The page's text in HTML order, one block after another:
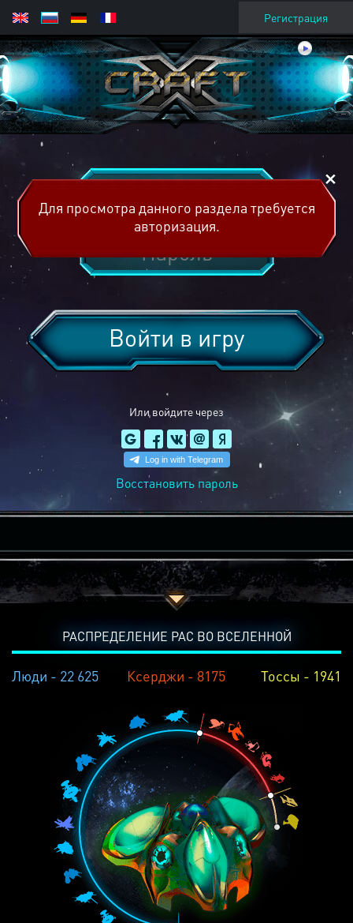
Регистрация
Или войдите через
Войти в игру
Восстановить пароль
Для просмотра данного раздела требуется
авторизация.
РАСПРЕДЕЛЕНИЕ РАС ВО ВСЕЛЕННОЙ
Люди - 22 625 Ксерджи - 8175 Тоссы - 1941